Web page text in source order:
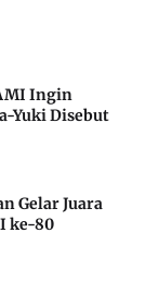
Ingin
Yuki Disebut
Gelar Juara
ke-80